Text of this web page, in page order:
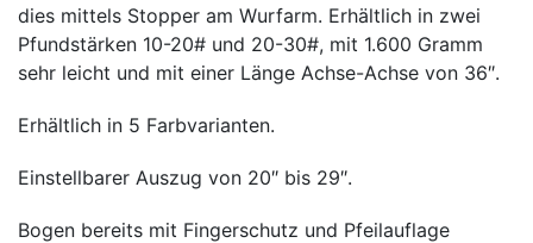
dies mittels Stopper am Wurfarm. Erhältlich in zwei
Pfundstärken 10-20# und 20-30#, mit 1.600 Gramm
sehr leicht und mit einer Länge Achse-Achse von 36″.
Erhältlich in 5 Farbvarianten.
Einstellbarer Auszug von 20″ bis 29″.
Bogen bereits mit Fingerschutz und Pfeilauflage